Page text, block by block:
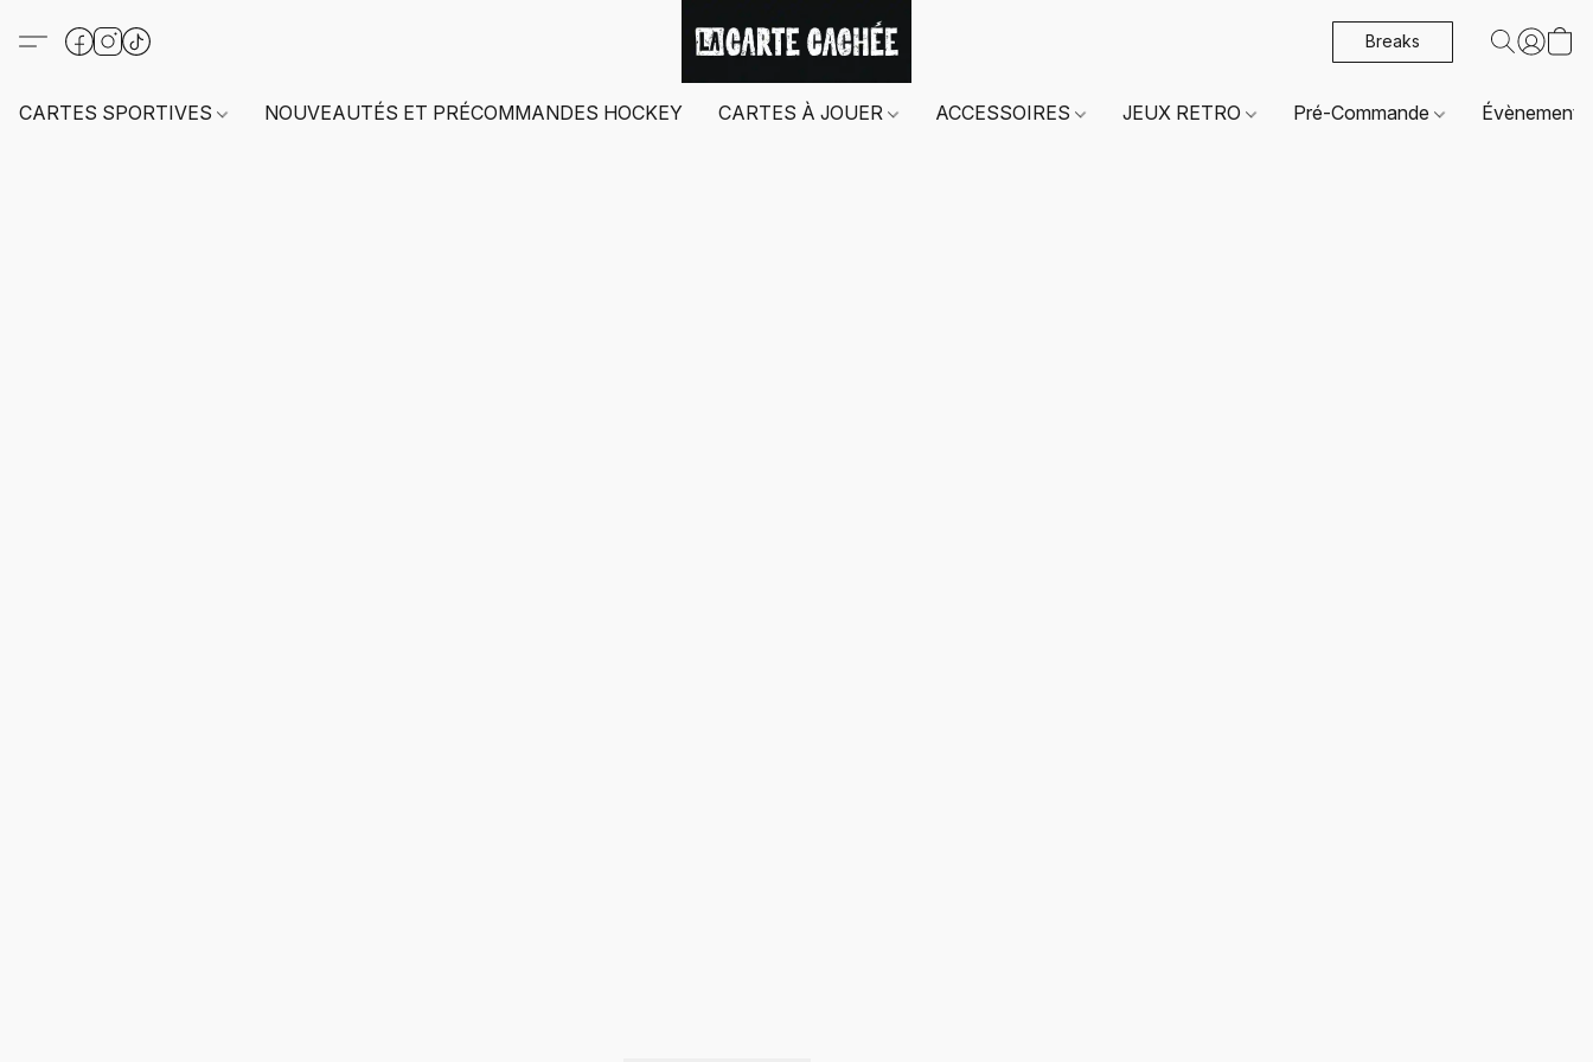
Breaks
CARTES SPORTIVES NOUVEAUTÉS ET PRÉCOMMANDES HOCKEY CARTES À JOUER ACCESSOIRES JEUX RETRO Pré-Commande Évènements